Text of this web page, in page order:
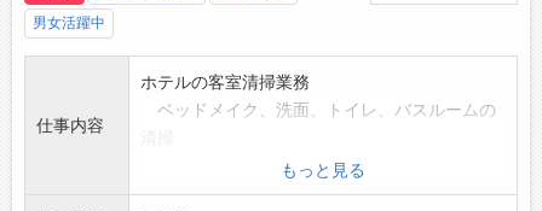
男女活躍中
仕事内容
ホテルの客室清掃業務
ベッドメイク、洗面、トイレ、バスルームの
アメニティのセット、掃除機掛けなど
※複数名のチームで行います
もっと見る